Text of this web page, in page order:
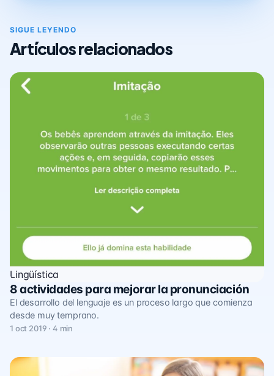
SIGUE LEYENDO
Artículos relacionados
Lingüística
8 actividades para mejorar la pronunciación
El desarrollo del lenguaje es un proceso largo que comienza
desde muy temprano.
1 oct 2019 · 4 min